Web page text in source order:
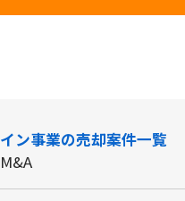
ン事業の売却案件一覧